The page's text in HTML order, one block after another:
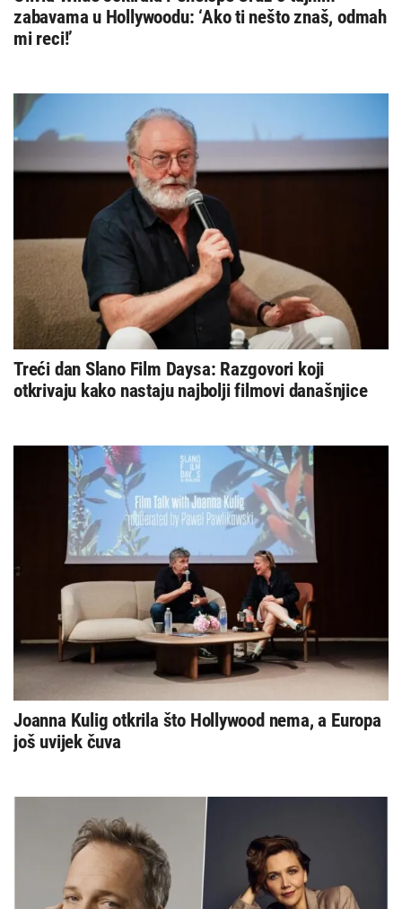
zabavama u Hollywoodu: ‘Ako ti nešto znaš, odmah
mi reci!’
Treći dan Slano Film Daysa: Razgovori koji
otkrivaju kako nastaju najbolji filmovi današnjice
Joanna Kulig otkrila što Hollywood nema, a Europa
još uvijek čuva